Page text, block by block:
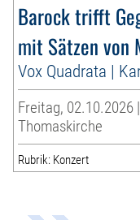
Barock trifft
mit Sätzen von
Vox Quadrata |
Freitag, 02.10.2026
Thomaskirche
Rubrik: Konzert